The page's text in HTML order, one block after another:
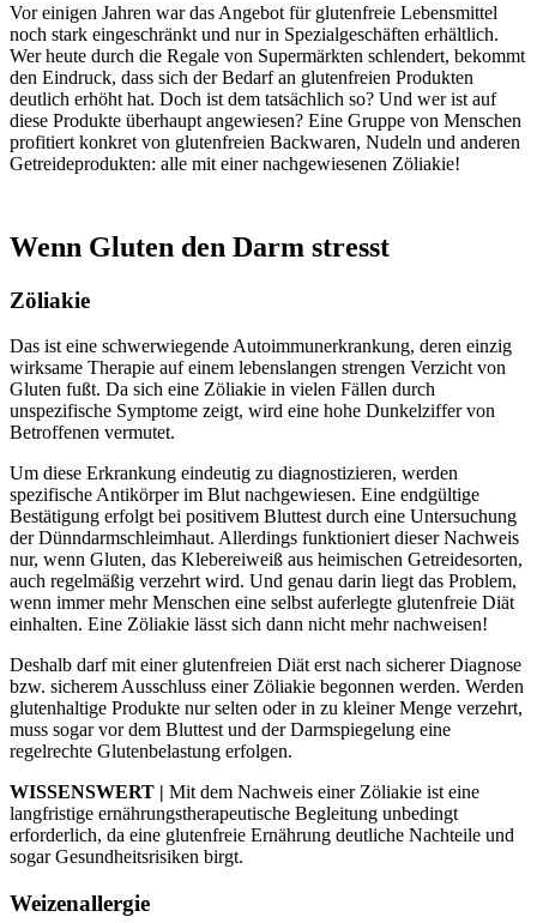
Vor einigen Jahren war das Angebot für glutenfreie Lebensmittel
noch stark eingeschränkt und nur in Spezialgeschäften erhältlich.
Wer heute durch die Regale von Supermärkten schlendert, bekommt
den Eindruck, dass sich der Bedarf an glutenfreien Produkten
deutlich erhöht hat. Doch ist dem tatsächlich so? Und wer ist auf
diese Produkte überhaupt angewiesen? Eine Gruppe von Menschen
profitiert konkret von glutenfreien Backwaren, Nudeln und anderen
Getreideprodukten: alle mit einer nachgewiesenen Zöliakie!
Wenn Gluten den Darm stresst
Zöliakie
Das ist eine schwerwiegende Autoimmunerkrankung, deren einzig
wirksame Therapie auf einem lebenslangen strengen Verzicht von
Gluten fußt. Da sich eine Zöliakie in vielen Fällen durch
unspezifische Symptome zeigt, wird eine hohe Dunkelziffer von
Betroffenen vermutet.
Um diese Erkrankung eindeutig zu diagnostizieren, werden
spezifische Antikörper im Blut nachgewiesen. Eine endgültige
Bestätigung erfolgt bei positivem Bluttest durch eine Untersuchung
der Dünndarmschleimhaut. Allerdings funktioniert dieser Nachweis
nur, wenn Gluten, das Klebereiweiß aus heimischen Getreidesorten,
auch regelmäßig verzehrt wird. Und genau darin liegt das Problem,
wenn immer mehr Menschen eine selbst auferlegte glutenfreie Diät
einhalten. Eine Zöliakie lässt sich dann nicht mehr nachweisen!
Deshalb darf mit einer glutenfreien Diät erst nach sicherer Diagnose
bzw. sicherem Ausschluss einer Zöliakie begonnen werden. Werden
glutenhaltige Produkte nur selten oder in zu kleiner Menge verzehrt,
muss sogar vor dem Bluttest und der Darmspiegelung eine
regelrechte Glutenbelastung erfolgen.
WISSENSWERT | Mit dem Nachweis einer Zöliakie ist eine
langfristige ernährungstherapeutische Begleitung unbedingt
erforderlich, da eine glutenfreie Ernährung deutliche Nachteile und
sogar Gesundheitsrisiken birgt.
Weizenallergie